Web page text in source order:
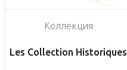
Коллекция
Les Collection Historiques